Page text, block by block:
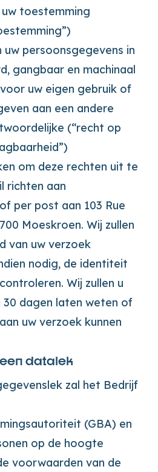
toestemming
persoonsgegevens in
gangbaar en machinaal
uw eigen gebruik of
aan een andere
(“recht op
om deze rechten uit te
richten aan
per post aan 103 Rue
Moeskroen. Wij zullen
van uw verzoek
nodig, de identiteit
Wij zullen u
30 dagen laten weten of
uw verzoek kunnen
datalek
zal het Bedrijf
(GBA) en
op de hoogte
voorwaarden van de